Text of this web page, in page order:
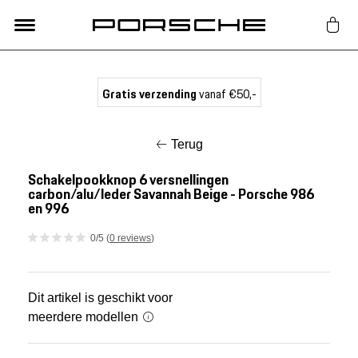
Nieuw
Porsche finder
Gratis verzendingvanaf €50,-
Terug
Schakelpookknop 6 versnellingen
carbon/alu/leder Savannah Beige - Porsche 986
en 996
0/5 (0 reviews)
Dit artikel is geschikt voor
meerdere modellen